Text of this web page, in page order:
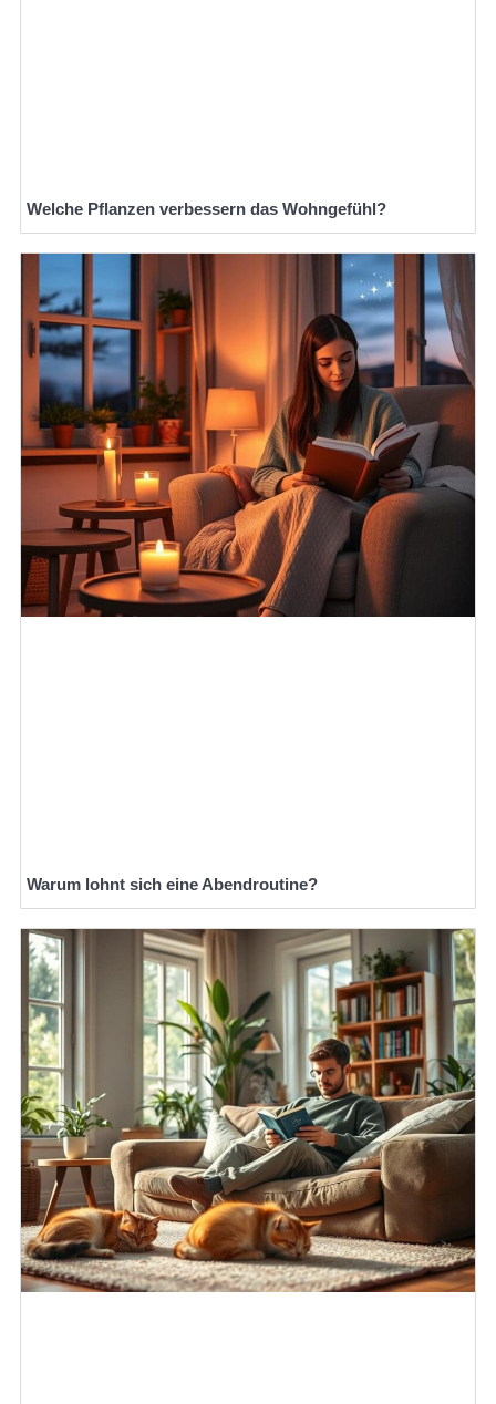
Welche Pflanzen verbessern das Wohngefühl?
Warum lohnt sich eine Abendroutine?